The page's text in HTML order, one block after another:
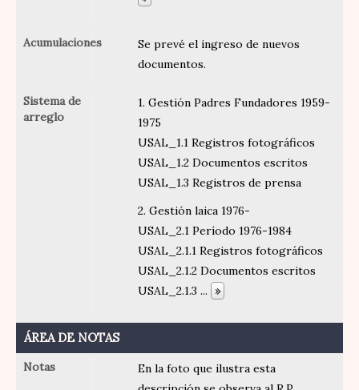
Acumulaciones
Se prevé el ingreso de nuevos
documentos.
Sistema de
arreglo
1. Gestión Padres Fundadores 1959-
1975
USAL_1.1 Registros fotográficos
USAL_1.2 Documentos escritos
USAL_1.3 Registros de prensa
2. Gestión laica 1976-
USAL_2.1 Período 1976-1984
USAL_2.1.1 Registros fotográficos
USAL_2.1.2 Documentos escritos
USAL_2.1.3... »
ÁREA DE NOTAS
Notas
En la foto que ilustra esta